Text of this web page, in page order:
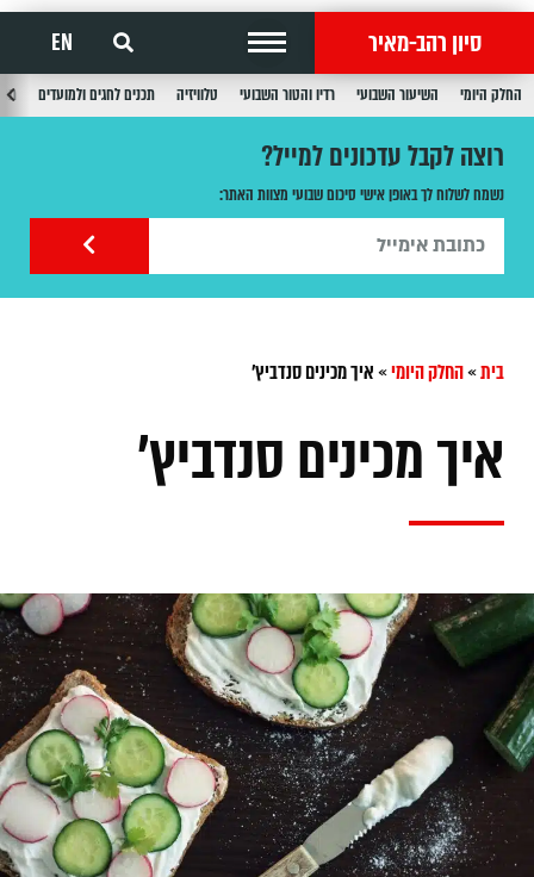
סיון רהב-מאיר EN
החלק היומי השיעור השבועי רדיו והטור השבועי טלוויזיה תכנים לחגים ולמועדים
רוצה לקבל עדכונים למייל?
נשמח לשלוח לך באופן אישי סיכום שבועי מצוות האתר:
בית»החלק היומי»איך מכינים סנדביץ'
איך מכינים סנדביץ'